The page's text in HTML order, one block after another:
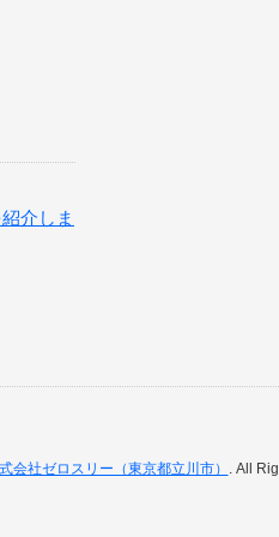
介しま
会社ゼロスリー（東京都立川市） . All